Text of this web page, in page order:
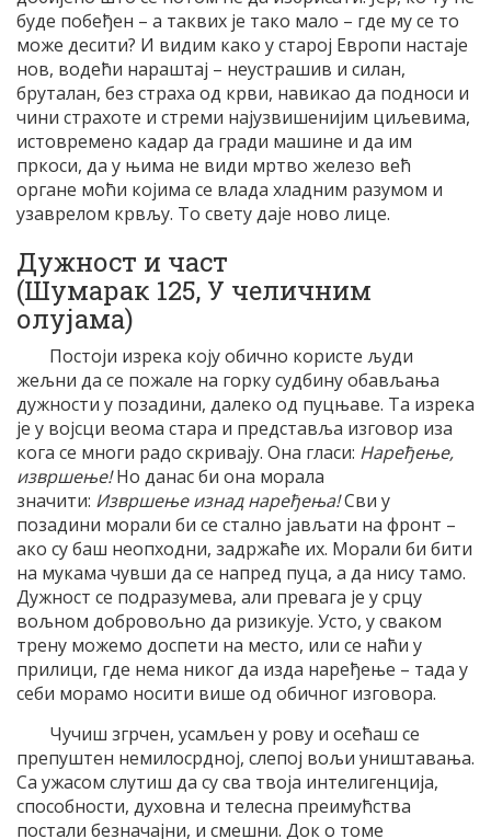
буде побеђен – а таквих је тако мало – где му се то
може десити? И видим како у старој Европи настаје
нов, водећи нараштај – неустрашив и силан,
бруталан, без страха од крви, навикао да подноси и
чини страхоте и стреми најузвишенијим циљевима,
истовремено кадар да гради машине и да им
пркоси, да у њима не види мртво железо већ
органе моћи којима се влада хладним разумом и
узаврелом крвљу. То свету даје ново лице.
Дужност и част
(Шумарак 125, У челичним
олујама)
Постоји изрека коју обично користе људи
жељни да се пожале на горку судбину обављања
дужности у позадини, далеко од пуцњаве. Та изрека
је у војсци веома стара и представља изговор иза
кога се многи радо скривају. Она гласи: Наређење,
извршење!Но данас би она морала
значити: Извршење изнад наређења!Сви у
позадини морали би се стално јављати на фронт –
ако су баш неопходни, задржаће их. Морали би бити
на мукама чувши да се напред пуца, а да нису тамо.
Дужност се подразумева, али превага је у срцу
вољном добровољно да ризикује. Усто, у сваком
трену можемо доспети на место, или се наћи у
прилици, где нема никог да изда наређење – тада у
себи морамо носити више од обичног изговора.
Чучиш згрчен, усамљен у рову и осећаш се
препуштен немилосрдној, слепој вољи уништавања.
Са ужасом слутиш да су сва твоја интелигенција,
способности, духовна и телесна преимућства
постали безначајни, и смешни. Док о томе